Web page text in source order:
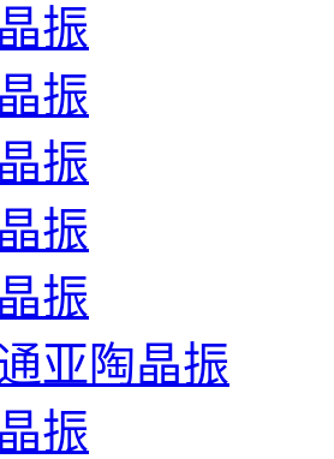
振
振
振
振
振
亚陶晶振
振